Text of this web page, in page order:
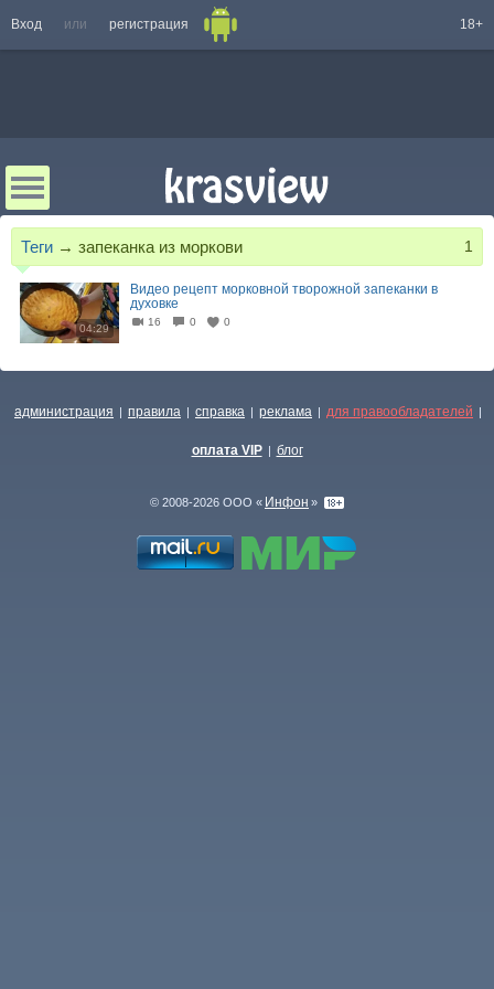
Вход или регистрация 18+
Теги → запеканка из моркови 1
04:29
Видео рецепт морковной творожной запеканки в
духовке
16 0 0
администрация | правила | справка | реклама | для правообладателей |
оплата VIP | блог
© 2008-2026 ООО « Инфон »